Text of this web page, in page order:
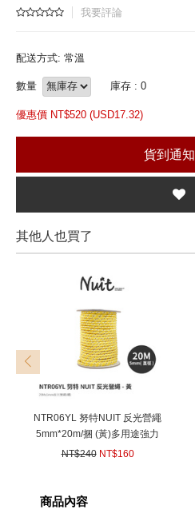
我要評論
配送方式: 常溫
數量 庫存 : 0
優惠價 NT$520 (USD17.32)
貨到通知
其他人也買了
NTR06YL 努特NUIT 反光營繩
5mm*20m/捆 (黃)多用途強力
營繩 長20米 帳篷 天幕帳棚 炊
NT$240 NT$160
prev
商品內容